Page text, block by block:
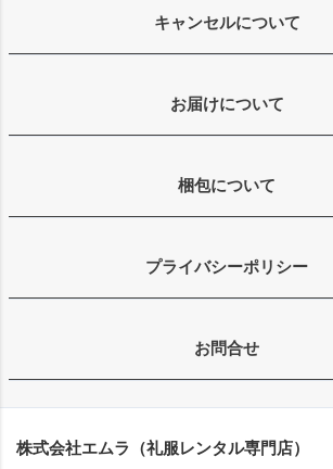
キャンセルについて
お届けについて
梱包について
プライバシーポリシー
お問合せ
株式会社エムラ（礼服レンタル専門店）